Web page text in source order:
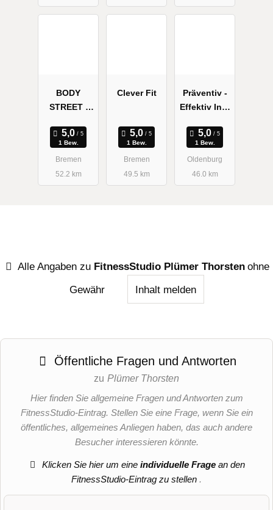
BODY
STREET |
Bahnhofsvo
rstadt | EMS
Training
1 Bew.
Bremen
52.2 km
Clever Fit
1 Bew.
Bremen
49.5 km
Präventiv -
Effektiv Inh.
Reinke
1 Bew.
Oldenburg
46.0 km
Alle Angaben zu FitnessStudio Plümer Thorsten ohne
Gewähr
Inhalt melden
Öffentliche Fragen und Antworten
zu Plümer Thorsten
Hier finden Sie allgemeine Fragen und Antworten zum
FitnessStudio-Eintrag. Stellen Sie eine Frage, wenn Sie ein
öffentliches, allgemeines Anliegen haben, das auch andere
Besucher interessieren könnte.
Klicken Sie hier um eineindividuelle Frage an den
FitnessStudio-Eintrag zu stellen .